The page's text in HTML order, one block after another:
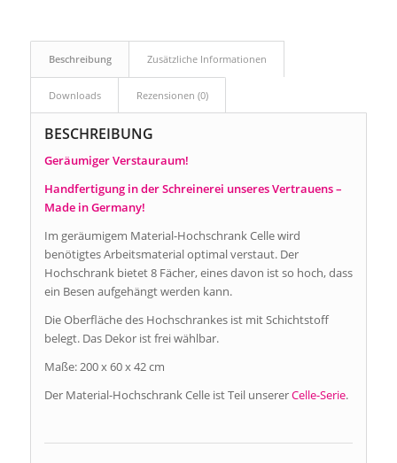
Beschreibung Zusätzliche Informationen
Downloads Rezensionen (0)
BESCHREIBUNG
Geräumiger Verstauraum!
Handfertigung in der Schreinerei unseres Vertrauens –
Made in Germany!
Im geräumigem Material-Hochschrank Celle wird
benötigtes Arbeitsmaterial optimal verstaut. Der
Hochschrank bietet 8 Fächer, eines davon ist so hoch, dass
ein Besen aufgehängt werden kann.
Die Oberfläche des Hochschrankes ist mit Schichtstoff
belegt. Das Dekor ist frei wählbar.
Maße: 200 x 60 x 42 cm
Der Material-Hochschrank Celle ist Teil unsererCelle-Serie.